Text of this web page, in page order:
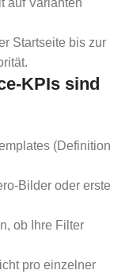
auf Varianten
Startseite bis zur
KPIs sind
(Definition
Bilder oder erste
ob Ihre Filter
pro einzelner